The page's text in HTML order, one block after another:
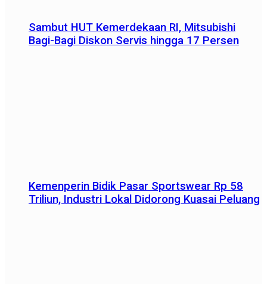
Sambut HUT Kemerdekaan RI, Mitsubishi
Bagi-Bagi Diskon Servis hingga 17 Persen
Kemenperin Bidik Pasar Sportswear Rp 58
Triliun, Industri Lokal Didorong Kuasai Peluang